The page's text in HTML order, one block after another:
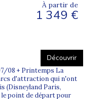
À partir de
1 349 €
Découvrir
08 + Printemps La
d'attraction qui n'ont
(Disneyland Paris,
le point de départ pour